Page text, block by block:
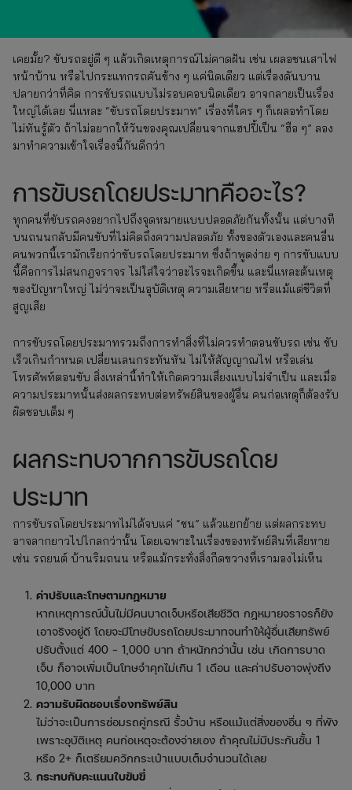
เคยมั้ย? ขับรถอยู่ดี ๆ แล้วเกิดเหตุการณ์ไม่คาดฝัน เช่น เผลอชนเสาไฟ
หน้าบ้าน หรือไปกระแทกรถคันข้าง ๆ แค่นิดเดียว แต่เรื่องดันบาน
ปลายกว่าที่คิด การขับรถแบบไม่รอบคอบนิดเดียว อาจกลายเป็นเรื่อง
ใหญ่ได้เลย นี่แหละ “ขับรถโดยประมาท” เรื่องที่ใคร ๆ ก็เผลอทำโดย
ไม่ทันรู้ตัว ถ้าไม่อยากให้วันของคุณเปลี่ยนจากแฮปปี้เป็น “ฮือ ๆ” ลอง
มาทำความเข้าใจเรื่องนี้กันดีกว่า
การขับรถโดยประมาทคืออะไร?
ทุกคนที่ขับรถคงอยากไปถึงจุดหมายแบบปลอดภัยกันทั้งนั้น แต่บางที
บนถนนกลับมีคนขับที่ไม่คิดถึงความปลอดภัย ทั้งของตัวเองและคนอื่น
คนพวกนี้เรามักเรียกว่าขับรถโดยประมาท ซึ่งถ้าพูดง่าย ๆ การขับแบบ
นี้คือการไม่สนกฎจราจร ไม่ใส่ใจว่าอะไรจะเกิดขึ้น และนี่แหละต้นเหตุ
ของปัญหาใหญ่ ไม่ว่าจะเป็นอุบัติเหตุ ความเสียหาย หรือแม้แต่ชีวิตที่
สูญเสีย
การขับรถโดยประมาทรวมถึงการทำสิ่งที่ไม่ควรทำตอนขับรถ เช่น ขับ
เร็วเกินกำหนด เปลี่ยนเลนกระทันหัน ไม่ให้สัญญาณไฟ หรือเล่น
โทรศัพท์ตอนขับ สิ่งเหล่านี้ทำให้เกิดความเสี่ยงแบบไม่จำเป็น และเมื่อ
ความประมาทนั้นส่งผลกระทบต่อทรัพย์สินของผู้อื่น คนก่อเหตุก็ต้องรับ
ผิดชอบเต็ม ๆ
ผลกระทบจากการขับรถโดย
ประมาท
การขับรถโดยประมาทไม่ได้จบแค่ “ชน” แล้วแยกย้าย แต่ผลกระทบ
อาจลากยาวไปไกลกว่านั้น โดยเฉพาะในเรื่องของทรัพย์สินที่เสียหาย
เช่น รถยนต์ บ้านริมถนน หรือแม้กระทั่งสิ่งกีดขวางที่เรามองไม่เห็น
ค่าปรับและโทษตามกฎหมาย
หากเหตุการณ์นั้นไม่มีคนบาดเจ็บหรือเสียชีวิต กฎหมายจราจรก็ยัง
เอาจริงอยู่ดี โดยจะมีโทษขับรถโดยประมาทจนทำให้ผู้อื่นเสียทรัพย์
ปรับตั้งแต่ 400 – 1,000 บาท ถ้าหนักกว่านั้น เช่น เกิดการบาด
เจ็บ ก็อาจเพิ่มเป็นโทษจำคุกไม่เกิน 1 เดือน และค่าปรับอาจพุ่งถึง
10,000 บาท
ความรับผิดชอบเรื่องทรัพย์สิน
ไม่ว่าจะเป็นการซ่อมรถคู่กรณี รั้วบ้าน หรือแม้แต่สิ่งของอื่น ๆ ที่พัง
เพราะอุบัติเหตุ คนก่อเหตุจะต้องจ่ายเอง ถ้าคุณไม่มีประกันชั้น 1
หรือ 2+ ก็เตรียมควักกระเป๋าแบบเต็มจำนวนได้เลย
กระทบกับคะแนนใบขับขี่